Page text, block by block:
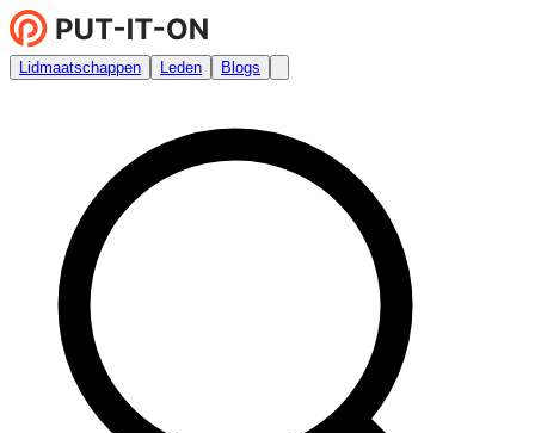
Lidmaatschappen Leden Blogs